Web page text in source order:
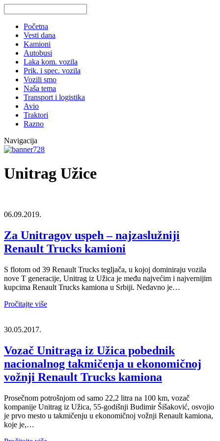
Početna
Vesti dana
Kamioni
Autobusi
Laka kom. vozila
Prik. i spec. vozila
Vozili smo
Naša tema
Transport i logistika
Avio
Traktori
Razno
Navigacija
Unitrag Užice
06.09.2019.
Za Unitragov uspeh – najzaslužniji
Renault Trucks kamioni
S flotom od 39 Renault Trucks tegljača, u kojoj dominiraju vozila
nove T generacije, Unitrag iz Užica je među najvećim i najvernijim
kupcima Renault Trucks kamiona u Srbiji. Nedavno je…
Pročitajte više
30.05.2017.
Vozač Unitraga iz Užica pobednik
nacionalnog takmičenja u ekonomičnoj
vožnji Renault Trucks kamiona
Prosečnom potrošnjom od samo 22,2 litra na 100 km, vozač
kompanije Unitrag iz Užica, 55-godišnji Budimir Šišaković, osvojio
je prvo mesto u takmičenju u ekonomičnoj vožnji Renault kamiona,
koje je,…